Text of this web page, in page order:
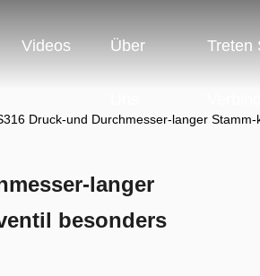
Videos Über Treten
Druck-und Durchmesser-langer
langer
besonders